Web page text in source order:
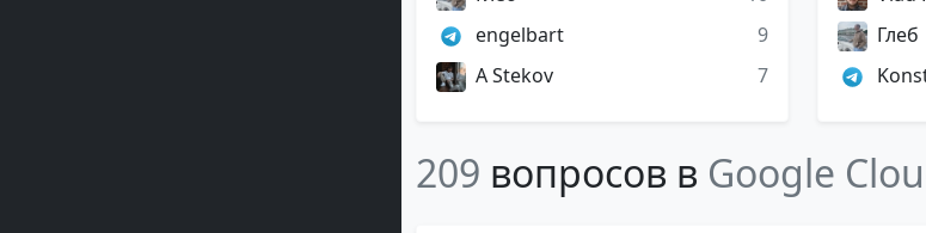
engelbart
9
A Stekov
7
Глеб
209 вопросов в Google